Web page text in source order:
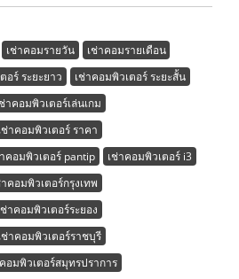
เช่าคอมรายวัน
เช่าคอมรายเดือน
อร์ ระยะยาว
เช่าคอมพิวเตอร์ ระยะสั้น
าคอมพิวเตอร์เล่นเกม
ช่าคอมพิวเตอร์ ราคา
คอมพิวเตอร์ pantip
เช่าคอมพิวเตอร์ i3
าคอมพิวเตอร์กรุงเทพ
ช่าคอมพิวเตอร์ระยอง
ช่าคอมพิวเตอร์ราชบุรี
อมพิวเตอร์สมุทรปราการ